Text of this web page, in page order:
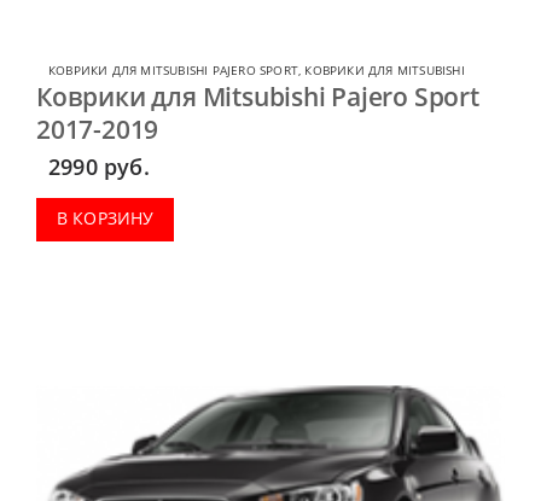
КОВРИКИ ДЛЯ MITSUBISHI PAJERO SPORT, КОВРИКИ ДЛЯ MITSUBISHI
Коврики для Mitsubishi Pajero Sport
2017-2019
2990 руб.
В КОРЗИНУ